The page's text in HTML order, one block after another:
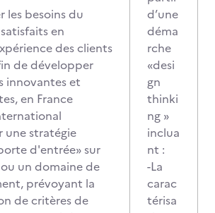
les besoins du
en
des clients
de développer
innovantes et
en France
une stratégie
d'entrée» sur
un domaine de
prévoyant la
de critères de
d’une
déma
rche
«desi
gn
thinki
ng »
inclua
nt :
-La
carac
térisa